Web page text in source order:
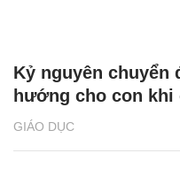
GIÁO DỤC
Kỷ nguyên chuyển
hướng cho con khi